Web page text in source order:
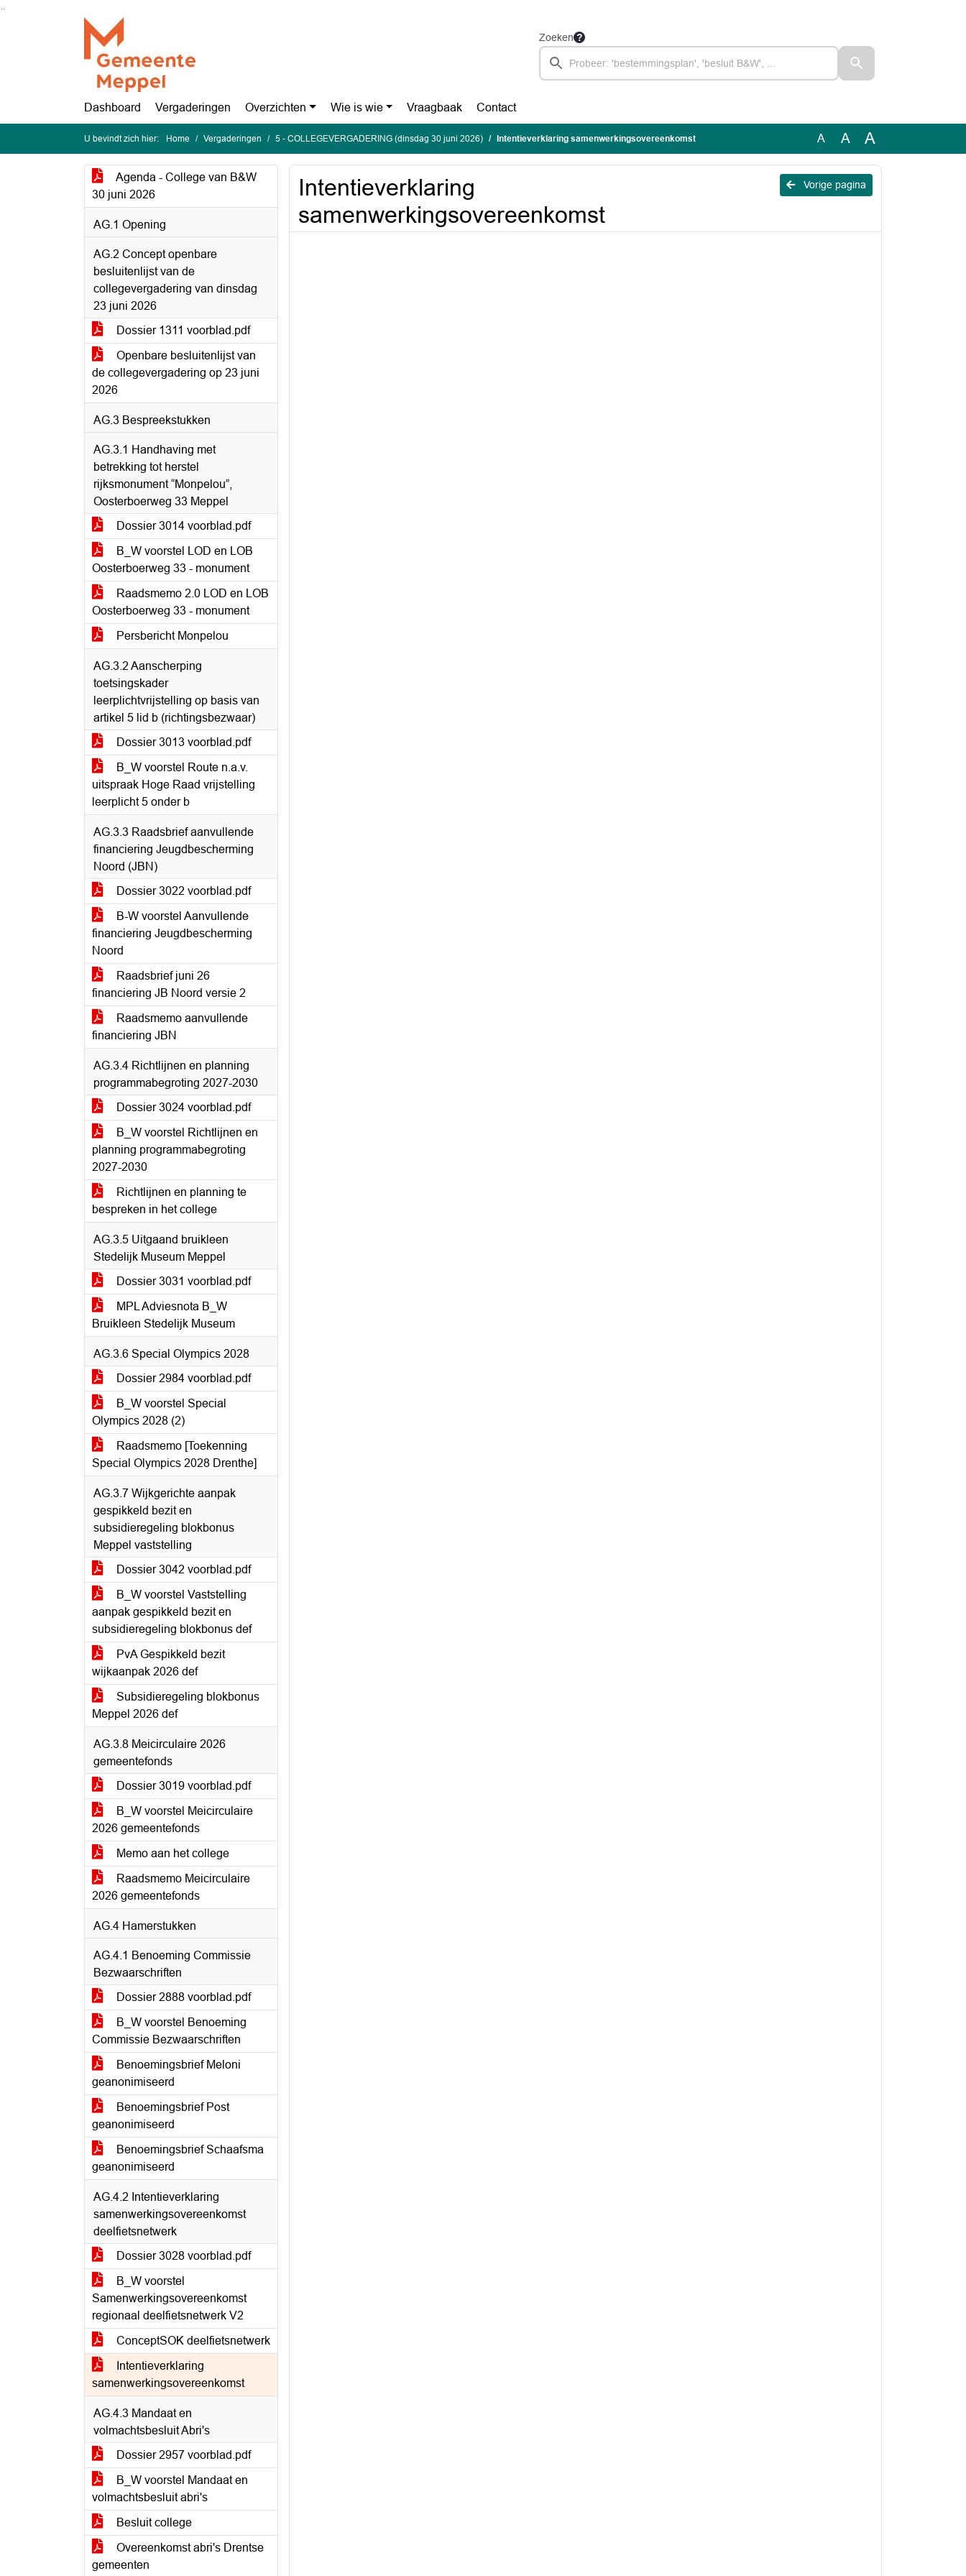
Ga naar de inhoud van deze pagina
Ga naar het zoeken
Ga naar het menu
Zoeken
Dashboard Vergaderingen Overzichten Wie is wie Vraagbaak Contact
U bevindt zich hier: Home Vergaderingen 5 - COLLEGEVERGADERING (dinsdag 30 juni 2026) Intentieverklaring samenwerkingsovereenkomst A A A
Agenda - College van B&W
30 juni 2026
AG.1 Opening
AG.2 Concept openbare
besluitenlijst van de
collegevergadering van dinsdag
23 juni 2026
Dossier 1311 voorblad.pdf
Openbare besluitenlijst van
de collegevergadering op 23 juni
2026
AG.3 Bespreekstukken
AG.3.1 Handhaving met
betrekking tot herstel
rijksmonument “Monpelou”,
Oosterboerweg 33 Meppel
Dossier 3014 voorblad.pdf
B_W voorstel LOD en LOB
Oosterboerweg 33 - monument
Raadsmemo 2.0 LOD en LOB
Oosterboerweg 33 - monument
Persbericht Monpelou
AG.3.2 Aanscherping
toetsingskader
leerplichtvrijstelling op basis van
artikel 5 lid b (richtingsbezwaar)
Dossier 3013 voorblad.pdf
B_W voorstel Route n.a.v.
uitspraak Hoge Raad vrijstelling
leerplicht 5 onder b
AG.3.3 Raadsbrief aanvullende
financiering Jeugdbescherming
Noord (JBN)
Dossier 3022 voorblad.pdf
B-W voorstel Aanvullende
financiering Jeugdbescherming
Noord
Raadsbrief juni 26
financiering JB Noord versie 2
Raadsmemo aanvullende
financiering JBN
AG.3.4 Richtlijnen en planning
programmabegroting 2027-2030
Dossier 3024 voorblad.pdf
B_W voorstel Richtlijnen en
planning programmabegroting
2027-2030
Richtlijnen en planning te
bespreken in het college
AG.3.5 Uitgaand bruikleen
Stedelijk Museum Meppel
Dossier 3031 voorblad.pdf
MPL Adviesnota B_W
Bruikleen Stedelijk Museum
AG.3.6 Special Olympics 2028
Dossier 2984 voorblad.pdf
B_W voorstel Special
Olympics 2028 (2)
Raadsmemo [Toekenning
Special Olympics 2028 Drenthe]
AG.3.7 Wijkgerichte aanpak
gespikkeld bezit en
subsidieregeling blokbonus
Meppel vaststelling
Dossier 3042 voorblad.pdf
B_W voorstel Vaststelling
aanpak gespikkeld bezit en
subsidieregeling blokbonus def
PvA Gespikkeld bezit
wijkaanpak 2026 def
Subsidieregeling blokbonus
Meppel 2026 def
AG.3.8 Meicirculaire 2026
gemeentefonds
Dossier 3019 voorblad.pdf
B_W voorstel Meicirculaire
2026 gemeentefonds
Memo aan het college
Raadsmemo Meicirculaire
2026 gemeentefonds
AG.4 Hamerstukken
AG.4.1 Benoeming Commissie
Bezwaarschriften
Dossier 2888 voorblad.pdf
B_W voorstel Benoeming
Commissie Bezwaarschriften
Benoemingsbrief Meloni
geanonimiseerd
Benoemingsbrief Post
geanonimiseerd
Benoemingsbrief Schaafsma
geanonimiseerd
AG.4.2 Intentieverklaring
samenwerkingsovereenkomst
deelfietsnetwerk
Dossier 3028 voorblad.pdf
B_W voorstel
Samenwerkingsovereenkomst
regionaal deelfietsnetwerk V2
ConceptSOK deelfietsnetwerk
Intentieverklaring
samenwerkingsovereenkomst
AG.4.3 Mandaat en
volmachtsbesluit Abri's
Dossier 2957 voorblad.pdf
B_W voorstel Mandaat en
volmachtsbesluit abri's
Besluit college
Overeenkomst abri's Drentse
gemeenten
Vorige pagina
Intentieverklaring
samenwerkingsovereenkomst